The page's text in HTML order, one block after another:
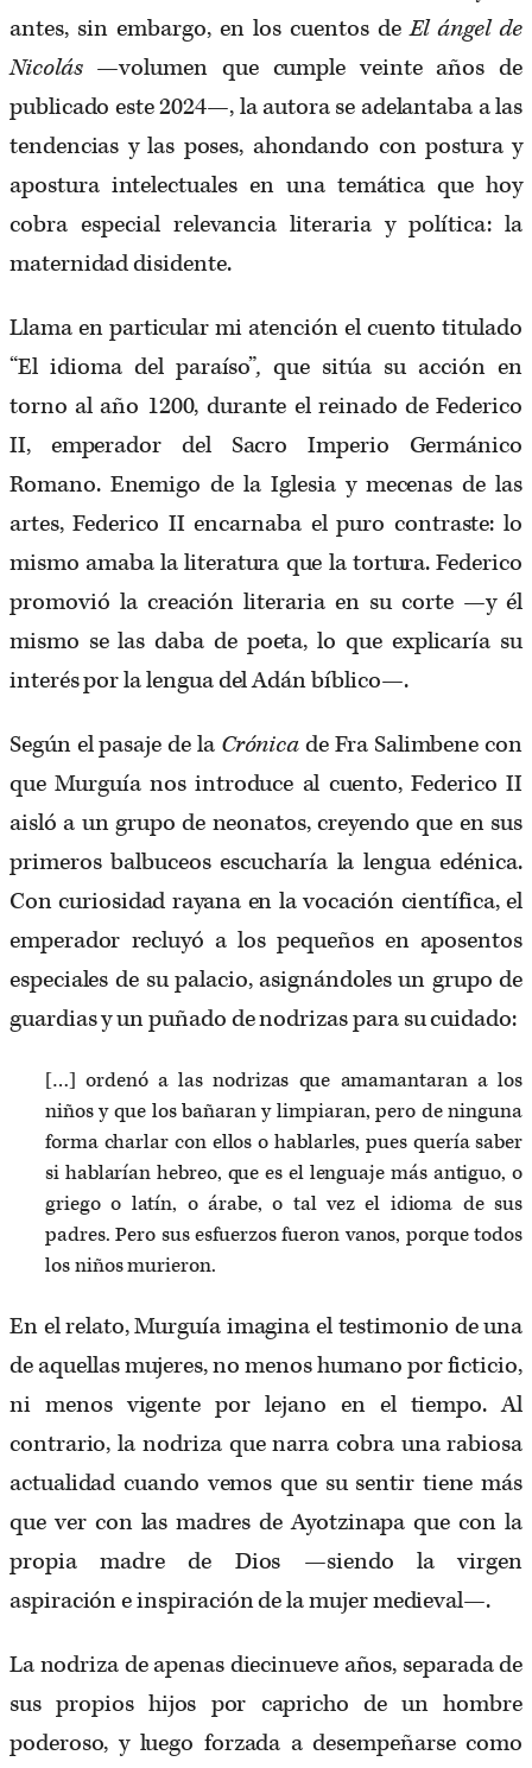
antes, sin embargo, en los cuentos deEl ángel de
Nicolás—volumen que cumple veinte años de
publicado este 2024—, la autora se adelantaba a las
tendencias y las poses, ahondando con postura y
apostura intelectuales en una temática que hoy
cobra especial relevancia literaria y política: la
maternidad disidente.
Llama en particular mi atención el cuento titulado
“El idioma del paraíso”,que sitúa su acción en
torno al año 1200, durante el reinado de Federico
II, emperador del Sacro Imperio Germánico
Romano. Enemigo de la Iglesia y mecenas de las
artes, Federico II encarnaba el puro contraste: lo
mismo amaba la literatura que la tortura. Federico
promovió la creación literaria en su corte —y él
mismo se las daba de poeta, lo que explicaría su
interés por la lengua del Adán bíblico—.
Según el pasaje de la Crónicade Fra Salimbene con
que Murguía nos introduce al cuento, Federico II
aisló a un grupo de neonatos, creyendo que en sus
primeros balbuceos escucharía la lengua edénica.
Con curiosidad rayana en la vocación científica, el
emperador recluyó a los pequeños en aposentos
especiales de su palacio, asignándoles un grupo de
guardias y un puñado de nodrizas para su cuidado:
[…] ordenó a las nodrizas que amamantaran a los
niños y que los bañaran y limpiaran, pero de ninguna
forma charlar con ellos o hablarles, pues quería saber
si hablarían hebreo, que es el lenguaje más antiguo, o
griego o latín, o árabe, o tal vez el idioma de sus
padres. Pero sus esfuerzos fueron vanos, porque todos
los niños murieron.
En el relato, Murguía imagina el testimonio de una
de aquellas mujeres, no menos humano por ficticio,
ni menos vigente por lejano en el tiempo. Al
contrario, la nodriza que narra cobra una rabiosa
actualidad cuando vemos que su sentir tiene más
que ver con las madres de Ayotzinapa que con la
propia madre de Dios —siendo la virgen
aspiración e inspiración de la mujer medieval—.
La nodriza de apenas diecinueve años, separada de
sus propios hijos por capricho de un hombre
poderoso, y luego forzada a desempeñarse como